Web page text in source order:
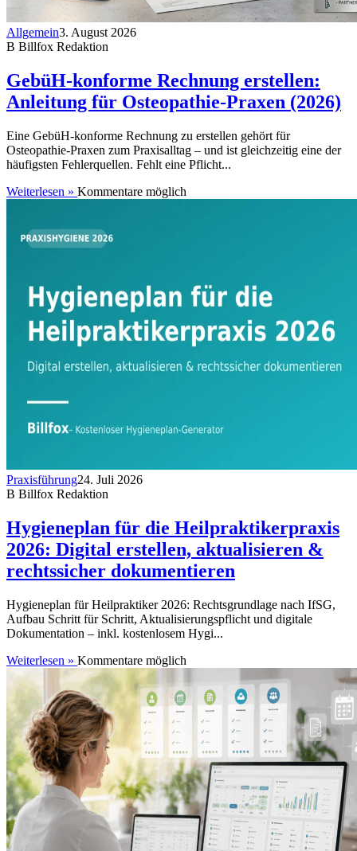
Allgemein3. August 2026
B Billfox Redaktion
GebüH-konforme Rechnung erstellen:
Anleitung für Osteopathie-Praxen (2026)
Eine GebüH-konforme Rechnung zu erstellen gehört für
Osteopathie-Praxen zum Praxisalltag – und ist gleichzeitig eine der
häufigsten Fehlerquellen. Fehlt eine Pflicht...
Weiterlesen » Kommentare möglich
Praxisführung24. Juli 2026
B Billfox Redaktion
Hygieneplan für die Heilpraktikerpraxis
2026: Digital erstellen, aktualisieren &
rechtssicher dokumentieren
Hygieneplan für Heilpraktiker 2026: Rechtsgrundlage nach IfSG,
Aufbau Schritt für Schritt, Aktualisierungspflicht und digitale
Dokumentation – inkl. kostenlosem Hygi...
Weiterlesen » Kommentare möglich